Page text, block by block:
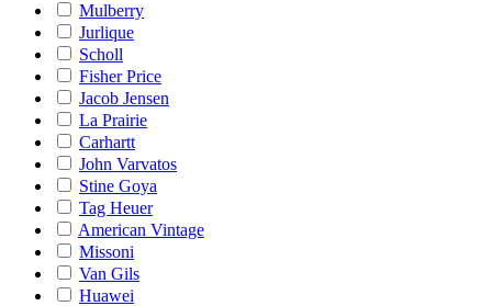
Mulberry
Jurlique
Scholl
Fisher Price
Jacob Jensen
La Prairie
Carhartt
John Varvatos
Stine Goya
Tag Heuer
American Vintage
Missoni
Van Gils
Huawei